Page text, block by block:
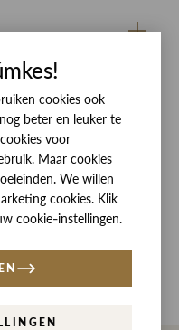
VAN RINSMA
cookies ook
beter en leuker te
voor
Maar cookies
We willen
cookies. Klik
cookie-instellingen.